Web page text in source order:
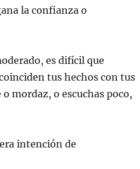
la confianza o
es difícil que
tus hechos con tus
mordaz, o escuchas poco,
intención de